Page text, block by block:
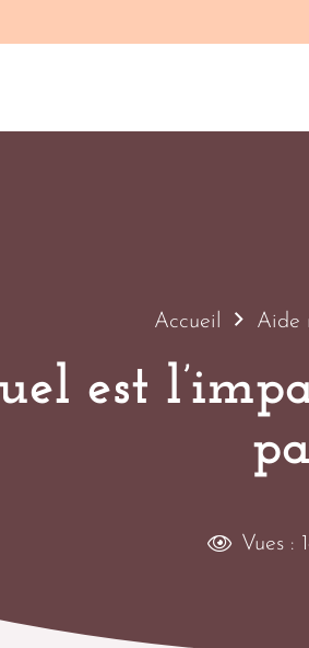
Accueil Aide
est
Vues :